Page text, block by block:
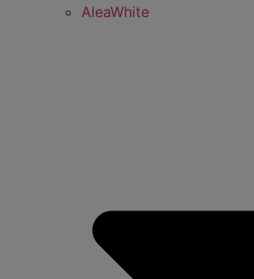
AleaWhite